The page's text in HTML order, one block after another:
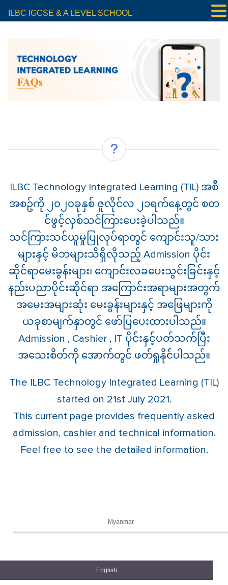
ILBC Technology Integrated Learning (TIL) အစီ
အစဥ်ကို ၂၀၂၀ခုနှစ် ဇူလိုင်လ ၂၁ရက်နေ့တွင် စတ
င်ဖွင့်လှစ်သင်ကြားပေးခဲ့ပါသည်။
သင်ကြားသင်ယူမှုပြုလုပ်ရာတွင် ကျောင်းသူ/သား
များနှင့် မိဘများသိရှိလိုသည့် Admission ပိုင်း
ဆိုင်ရာမေးခွန်းများ၊ ကျောင်းလခပေးသွင်းခြင်းနှင့်
နည်းပညာပိုင်းဆိုင်ရာ အကြောင်းအရာများအတွက်
အမေးအများဆုံး မေးခွန်းများနှင့် အဖြေများကို
ယခုစာမျက်နှာတွင် ဖော်ပြပေးထားပါသည်။
Admission , Cashier , IT ပိုင်းနှင့်ပတ်သက်ပြီး
အသေးစိတ်ကို အောက်တွင် ဖတ်ရှုနိုင်ပါသည်။
The ILBC Technology Integrated Learning (TIL)
started on 21st July 2021.
This current page provides frequently asked
admission, cashier and technical information.
Feel free to see the detailed information.
Myanmar
English
ILBC IGCSE & A LEVEL SCHOOL